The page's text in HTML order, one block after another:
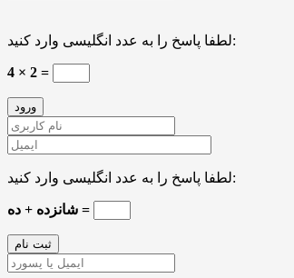
لطفا پاسخ را به عدد انگلیسی وارد کنید:
4 × 2 =
لطفا پاسخ را به عدد انگلیسی وارد کنید:
شانزده + ده =